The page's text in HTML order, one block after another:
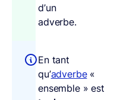
d’un
adverbe.
En tant
qu’adverbe«
ensemble » est